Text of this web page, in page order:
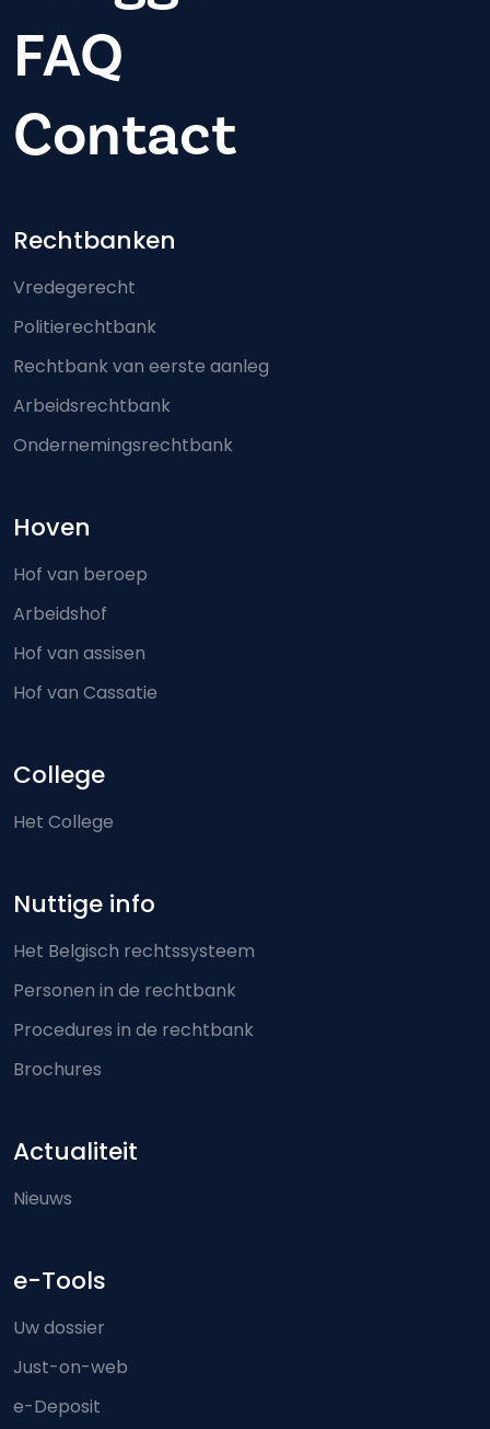
FAQ
Contact
Footer-menu
Rechtbanken
Vredegerecht
Politierechtbank
Rechtbank van eerste aanleg
Arbeidsrechtbank
Ondernemingsrechtbank
Hoven
Hof van beroep
Arbeidshof
Hof van assisen
Hof van Cassatie
College
Het College
Nuttige info
Het Belgisch rechtssysteem
Personen in de rechtbank
Procedures in de rechtbank
Brochures
Actualiteit
Nieuws
e-Tools
Uw dossier
Just-on-web
e-Deposit